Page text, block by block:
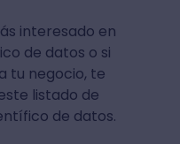
interesado en
de datos o si
tu negocio, te
listado de
de datos.